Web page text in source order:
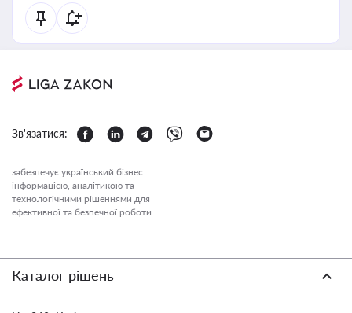
Зв'язатися:
забезпечує український бізнес
інформацією, аналітикою та
технологічними рішеннями для
ефективної та безпечної роботи.
Каталог рішень